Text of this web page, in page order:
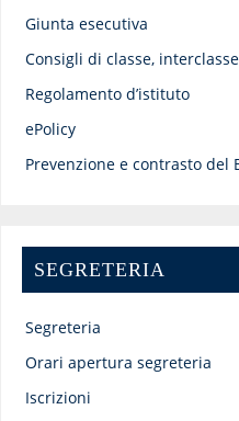
Giunta esecutiva
Consigli di classe,
Regolamento d’istituto
ePolicy
Prevenzione e contrasto
SEGRETERIA
Segreteria
Orari apertura segreteria
Iscrizioni